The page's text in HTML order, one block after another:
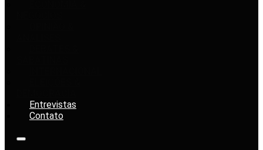
Entrevistas
Contato